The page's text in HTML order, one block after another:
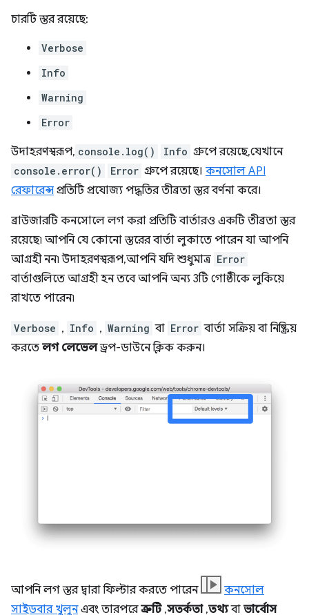
চারটি স্তর রয়েছে:
Verbose
Info
Warning
Error
উদাহরণস্বরূপ, console.log() Info গ্রুপে রয়েছে, যেখানে
console.error() Error গ্রুপে রয়েছে। কনসোল API
রেফারেন্স প্রতিটি প্রযোজ্য পদ্ধতির তীব্রতা স্তর বর্ণনা করে।
ব্রাউজারটি কনসোলে লগ করা প্রতিটি বার্তারও একটি তীব্রতা স্তর
রয়েছে৷ আপনি যে কোনো স্তরের বার্তা লুকাতে পারেন যা আপনি
আগ্রহী নন৷ উদাহরণস্বরূপ, আপনি যদি শুধুমাত্র Error
বার্তাগুলিতে আগ্রহী হন তবে আপনি অন্য 3টি গোষ্ঠীকে লুকিয়ে
রাখতে পারেন৷
Verbose , Info , Warning বা Error বার্তা সক্রিয় বা নিষ্ক্রিয়
করতে লগ লেভেলড্রপ-ডাউনে ক্লিক করুন।
আপনি লগ স্তর দ্বারা ফিল্টার করতে পারেন
কনসোল
সাইডবার খুলুনএবং তারপরেত্রুটি,সতর্কতা,তথ্যবা ভার্বোস